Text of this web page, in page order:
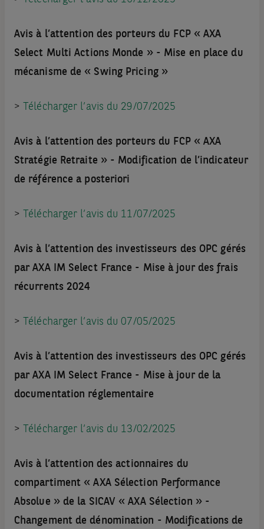
Avis à l’attention des porteurs du FCP « AXA
Select Multi Actions Monde » - Mise en place du
mécanisme de « Swing Pricing »
> Télécharger l’avis du 29/07/2025
Avis à l’attention des porteurs du FCP « AXA
Stratégie Retraite » - Modification de l’indicateur
de référence a posteriori
> Télécharger l’avis du 11/07/2025
Avis à l’attention des investisseurs des OPC gérés
par AXA IM Select France - Mise à jour des frais
récurrents 2024
> Télécharger l’avis du 07/05/2025
Avis à l’attention des investisseurs des OPC gérés
par AXA IM Select France - Mise à jour de la
documentation réglementaire
> Télécharger l’avis du 13/02/2025
Avis à l’attention des actionnaires du
compartiment « AXA Sélection Performance
Absolue » de la SICAV « AXA Sélection » -
Changement de dénomination - Modifications de